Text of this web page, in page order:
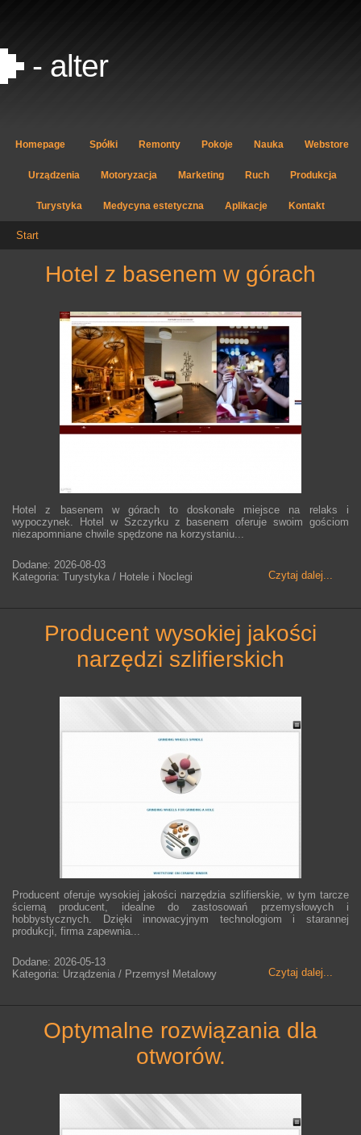
- alter
Homepage Spółki Remonty Pokoje Nauka Webstore
Urządzenia Motoryzacja Marketing Ruch Produkcja
Turystyka Medycyna estetyczna Aplikacje Kontakt
Start
hotel z basenem w górach
Hotel z basenem w górach to doskonałe miejsce na relaks i
wypoczynek. Hotel w Szczyrku z basenem oferuje swoim gościom
niezapomniane chwile spędzone na korzystaniu...
Czytaj dalej...
Dodane: 2026-08-03
Kategoria: Turystyka / Hotele i Noclegi
producent wysokiej jakości
narzędzi szlifierskich
Producent oferuje wysokiej jakości narzędzia szlifierskie, w tym tarcze
ścierną producent, idealne do zastosowań przemysłowych i
hobbystycznych. Dzięki innowacyjnym technologiom i starannej
produkcji, firma zapewnia...
Czytaj dalej...
Dodane: 2026-05-13
Kategoria: Urządzenia / Przemysł Metalowy
optymalne rozwiązania dla
otworów.